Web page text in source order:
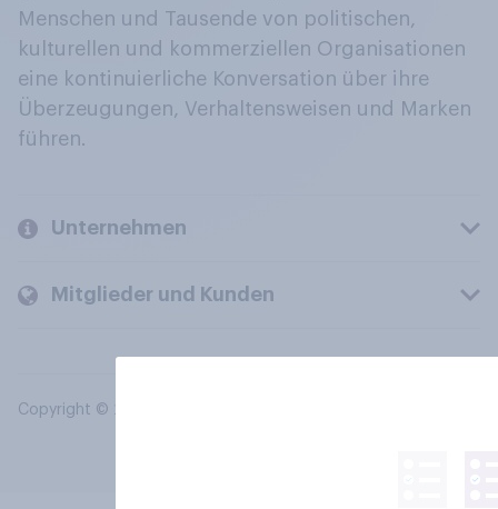
Menschen und Tausende von politischen,
kulturellen und kommerziellen Organisationen
eine kontinuierliche Konversation über ihre
Überzeugungen, Verhaltensweisen und Marken
führen.
Unternehmen
Mitglieder und Kunden
Copyright © 2026 YouGov PLC. Alle Rechte vorbehalten.